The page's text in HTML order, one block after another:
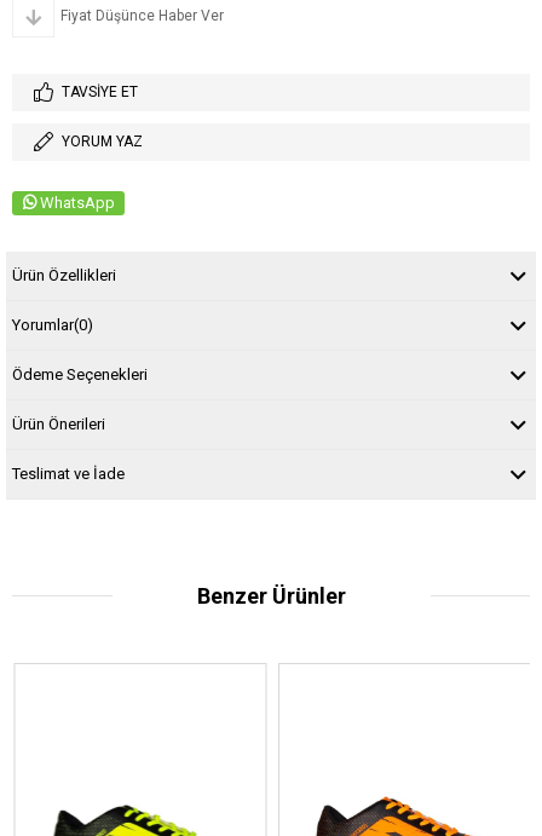
Fiyat Düşünce Haber Ver
TAVSIYE ET
YORUM YAZ
WhatsApp
Ürün Özellikleri
Yorumlar(0)
Ödeme Seçenekleri
Ürün Önerileri
Teslimat ve İade
Benzer Ürünler